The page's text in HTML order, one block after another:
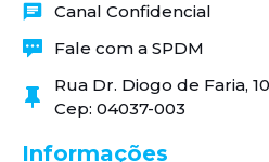
Canal Confidencial
Fale com a SPDM
Rua Dr. Diogo de Faria,
Cep: 04037-003
Informações